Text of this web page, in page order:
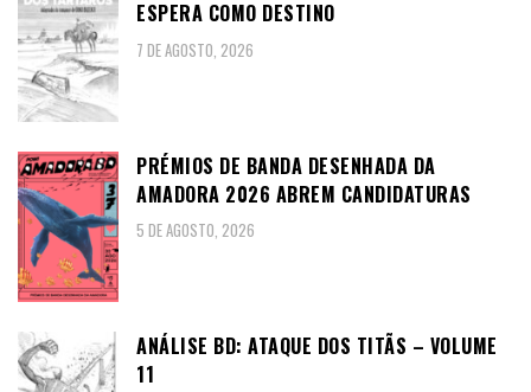
ESPERA COMO DESTINO
7 DE AGOSTO, 2026
PRÉMIOS DE BANDA DESENHADA DA
AMADORA 2026 ABREM CANDIDATURAS
5 DE AGOSTO, 2026
ANÁLISE BD: ATAQUE DOS TITÃS – VOLUME
11